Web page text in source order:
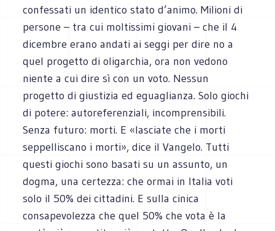
confessati un identico stato d’animo. Milioni di
persone ­– tra cui moltissimi giovani – che il 4
dicembre erano andati ai seggi per dire no a
quel progetto di oligarchia, ora non vedono
niente a cui dire sì con un voto. Nessun
progetto di giustizia ed eguaglianza. Solo giochi
di potere: autoreferenziali, incomprensibili.
Senza futuro: morti. E «lasciate che i morti
seppelliscano i morti», dice il Vangelo. Tutti
questi giochi sono basati su un assunto, un
dogma, una certezza: che ormai in Italia voti
solo il 50% dei cittadini. E sulla cinica
consapevolezza che quel 50% che vota è la